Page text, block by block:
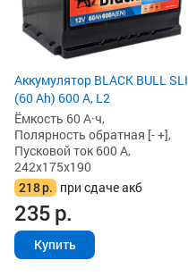
Аккумулятор BLACK BULL SLI
(60 Ah) 600 А, L2
Ёмкость 60 А·ч,
Полярность обратная [- +],
Пусковой ток 600 А,
242x175x190
218р. при сдаче акб
235р.
Купить